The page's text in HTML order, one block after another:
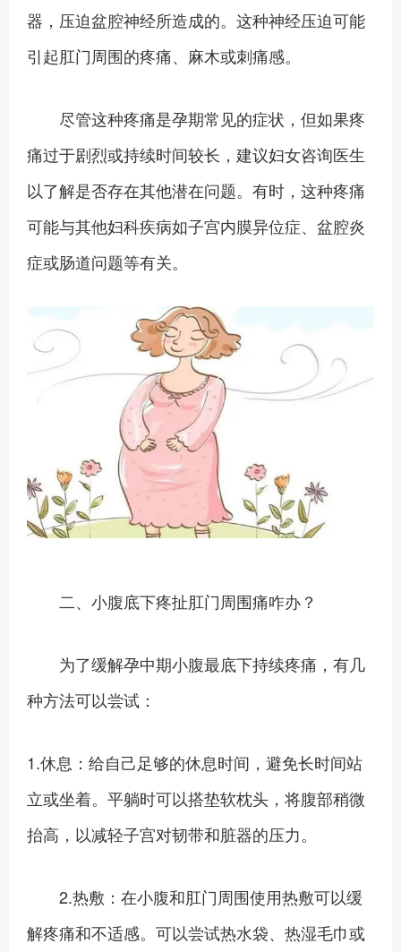
器，压迫盆腔神经所造成的。这种神经压迫可能
引起肛门周围的疼痛、麻木或刺痛感。
尽管这种疼痛是孕期常见的症状，但如果疼
痛过于剧烈或持续时间较长，建议妇女咨询医生
以了解是否存在其他潜在问题。有时，这种疼痛
可能与其他妇科疾病如子宫内膜异位症、盆腔炎
症或肠道问题等有关。
二、小腹底下疼扯肛门周围痛咋办？
为了缓解孕中期小腹最底下持续疼痛，有几
种方法可以尝试：
1.休息：给自己足够的休息时间，避免长时间站
立或坐着。平躺时可以搭垫软枕头，将腹部稍微
抬高，以减轻子宫对韧带和脏器的压力。
2.热敷：在小腹和肛门周围使用热敷可以缓
解疼痛和不适感。可以尝试热水袋、热湿毛巾或